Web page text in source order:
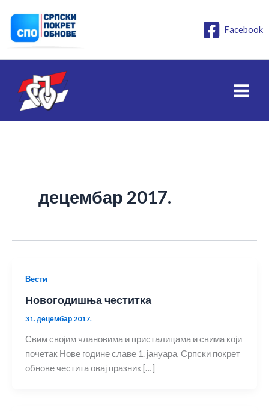
садржај
Facebook
децембар 2017.
Вести
Новогодишња честитка
31. децембар 2017.
Свим својим члановима и присталицама и свима који
почетак Нове године славе 1. јануара, Српски покрет
обнове честита овај празник […]